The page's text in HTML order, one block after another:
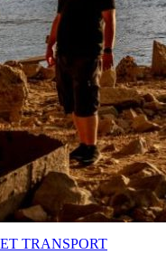
TRANSPORT